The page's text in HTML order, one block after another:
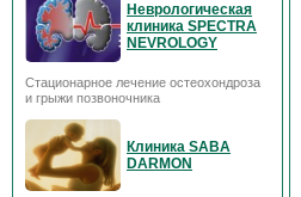
Неврологическая
клиника SPECTRA
NEVROLOGY
Стационарное лечение остеохондроза
и грыжи позвоночника
Клиника SABA
DARMON